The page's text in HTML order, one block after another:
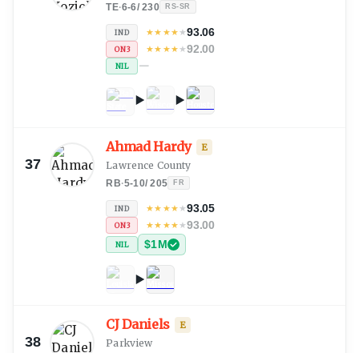
TE·6-6/230 RS-SR
IND ★★ ★★★93.06
ON3 ★★ ★★★92.00
NIL —
37
Ahmad Hardy E
Lawrence County
RB·5-10/205 FR
IND ★★ ★★★93.05
ON3 ★★ ★★★93.00
NIL $1M
38
CJ Daniels E
Parkview